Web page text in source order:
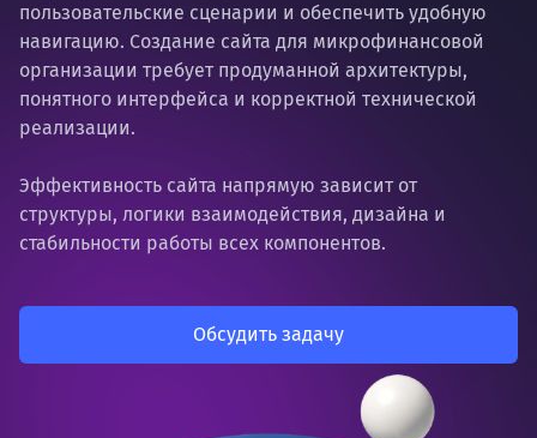
пользовательские сценарии и обеспечить удобную
навигацию. Создание сайта для микрофинансовой
организации требует продуманной архитектуры,
понятного интерфейса и корректной технической
реализации.
Эффективность сайта напрямую зависит от
структуры, логики взаимодействия, дизайна и
стабильности работы всех компонентов.
Обсудить задачу